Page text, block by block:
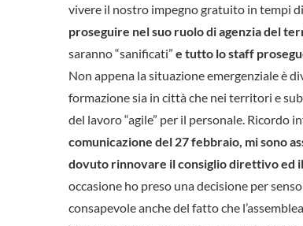
vivere il nostro impegno gratuito in tempi di
proseguire nel suo ruolo di agenzia del
saranno “sanificati” e tutto lo staff
Non appena la situazione emergenziale è
formazione sia in città che nei territori e
del lavoro “agile” per il personale. Ricordo
comunicazione del 27 febbraio, mi sono
dovuto rinnovare il consiglio direttivo ed
occasione ho preso una decisione per
consapevole anche del fatto che